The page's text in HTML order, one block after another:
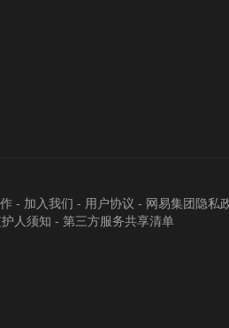
- 加入我们 - 用户协议 - 网易集团隐私
人须知 - 第三方服务共享清单